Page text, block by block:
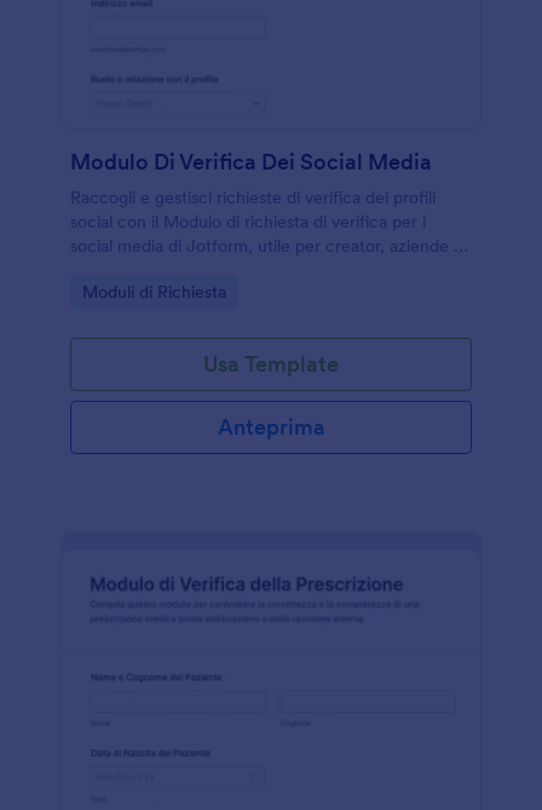
Modulo Di Verifica Dei Social Media
Raccogli e gestisci richieste di verifica dei profili
social con il Modulo di richiesta di verifica per i
social media di Jotform, utile per creator, aziende e
documentazione di supporto.
Go to Category:
Moduli di Richiesta
Usa Template
Anteprima